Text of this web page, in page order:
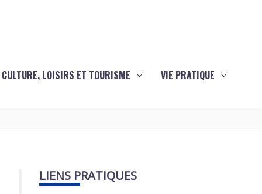
CULTURE, LOISIRS ET TOURISME VIE PRATIQUE
LIENS PRATIQUES